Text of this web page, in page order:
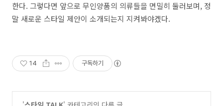
한다. 그렇다면 앞으로 무인양품의 의류들을 면밀히 둘러보며, 정
말 새로운 스타일 제안이 소개되는지 지켜봐야겠다.
14 구독하기